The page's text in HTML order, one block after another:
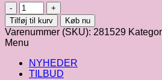
Perleknap
13mm
fv.
mint
antal
Tilføj til kurv Køb nu
Varenummer (SKU): 281529
Menu
NYHEDER
TILBUD